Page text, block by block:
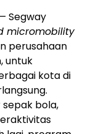
Segway
micromobility
perusahaan
untuk
kota di
bola,